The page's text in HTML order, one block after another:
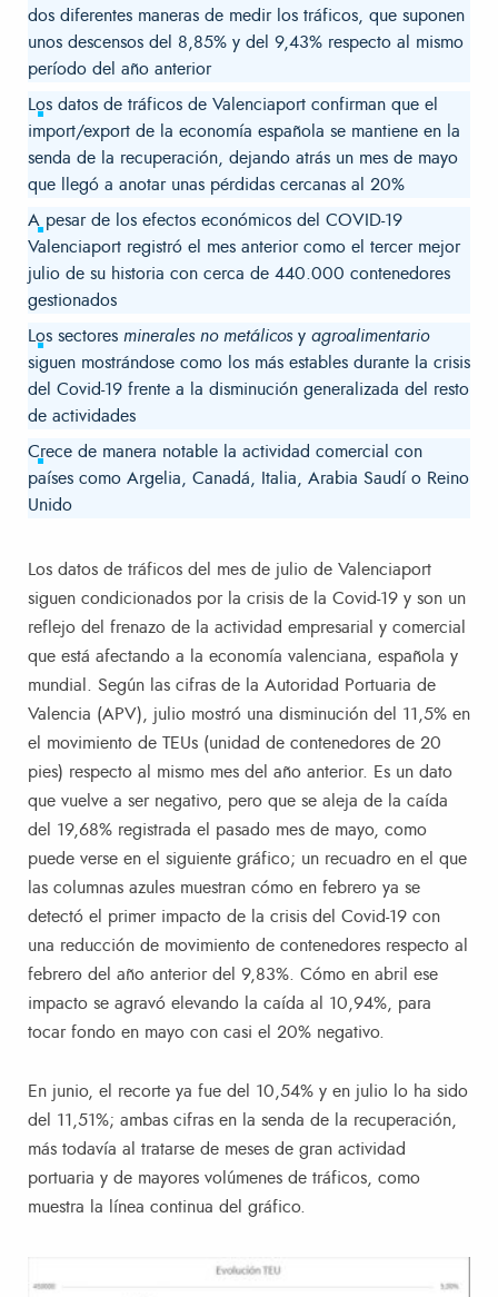
dos diferentes maneras de medir los tráficos, que suponen
unos descensos del 8,85% y del 9,43% respecto al mismo
período del año anterior
Los datos de tráficos de Valenciaport confirman que el
import/export de la economía española se mantiene en la
senda de la recuperación, dejando atrás un mes de mayo
que llegó a anotar unas pérdidas cercanas al 20%
A pesar de los efectos económicos del COVID-19
Valenciaport registró el mes anterior como el tercer mejor
julio de su historia con cerca de 440.000 contenedores
gestionados
Los sectores minerales no metálicosy agroalimentario
siguen mostrándose como los más estables durante la crisis
del Covid-19 frente a la disminución generalizada del resto
de actividades
Crece de manera notable la actividad comercial con
países como Argelia, Canadá, Italia, Arabia Saudí o Reino
Unido
Los datos de tráficos del mes de julio de Valenciaport
siguen condicionados por la crisis de la Covid-19 y son un
reflejo del frenazo de la actividad empresarial y comercial
que está afectando a la economía valenciana, española y
mundial. Según las cifras de la Autoridad Portuaria de
Valencia (APV), julio mostró una disminución del 11,5% en
el movimiento de TEUs (unidad de contenedores de 20
pies) respecto al mismo mes del año anterior. Es un dato
que vuelve a ser negativo, pero que se aleja de la caída
del 19,68% registrada el pasado mes de mayo, como
puede verse en el siguiente gráfico; un recuadro en el que
las columnas azules muestran cómo en febrero ya se
detectó el primer impacto de la crisis del Covid-19 con
una reducción de movimiento de contenedores respecto al
febrero del año anterior del 9,83%. Cómo en abril ese
impacto se agravó elevando la caída al 10,94%, para
tocar fondo en mayo con casi el 20% negativo.
En junio, el recorte ya fue del 10,54% y en julio lo ha sido
del 11,51%; ambas cifras en la senda de la recuperación,
más todavía al tratarse de meses de gran actividad
portuaria y de mayores volúmenes de tráficos, como
muestra la línea continua del gráfico.